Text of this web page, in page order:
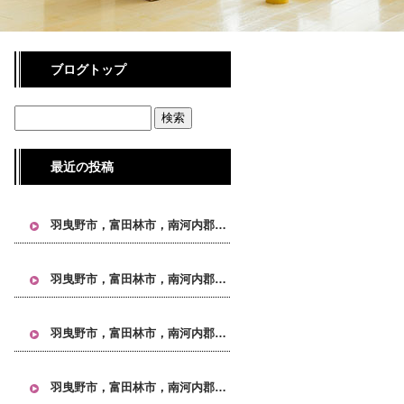
ブログトップ
最近の投稿
羽曳野市，富田林市，南河内郡，大阪 引越し, 大阪市 引越し, 大阪市24区 引越し, 不用品回収 大阪, 単身引越し 大阪, タワーマンション 引越し, IKEA家具 引越し
羽曳野市，富田林市，南河内郡，大阪 引越し, 大阪市 引越し, 大阪市24区 引越し, 不用品回収 大阪, 単身引越し 大阪, タワーマンション 引越し, IKEA家具 引越し
羽曳野市，富田林市，南河内郡，大阪 引越し, 大阪市 引越し, 大阪市24区 引越し, 不用品回収 大阪, 単身引越し 大阪, タワーマンション 引越し, IKEA家具 引越し
羽曳野市，富田林市，南河内郡，大阪 引越し, 大阪市 引越し, 大阪市24区 引越し, 不用品回収 大阪, 単身引越し 大阪, タワーマンション 引越し, IKEA家具 引越し